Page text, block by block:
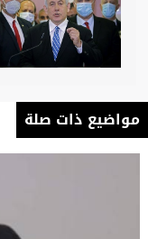
مواضيع ذات صلة